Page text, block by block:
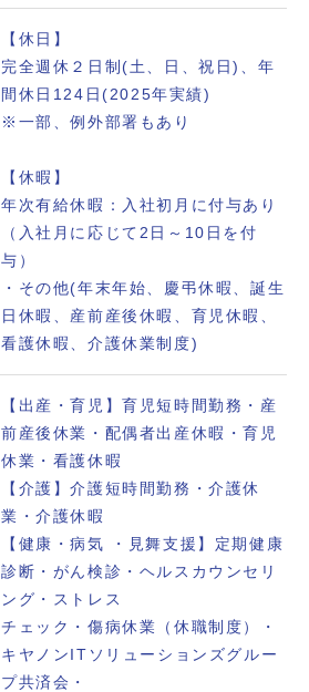
【休日】
完全週休２日制(土、日、祝日)、年
間休日124日(2025年実績)
※一部、例外部署もあり
【休暇】
年次有給休暇：入社初月に付与あり
（入社月に応じて2日～10日を付
与）
・その他(年末年始、慶弔休暇、誕生
日休暇、産前産後休暇、育児休暇、
看護休暇、介護休業制度)
【出産・育児】育児短時間勤務・産
前産後休業・配偶者出産休暇・育児
休業・看護休暇
【介護】介護短時間勤務・介護休
業・介護休暇
【健康・病気 ・見舞支援】定期健康
診断・がん検診・ヘルスカウンセリ
ング・ストレス
チェック・傷病休業（休職制度）・
キヤノンITソリューションズグルー
プ共済会・